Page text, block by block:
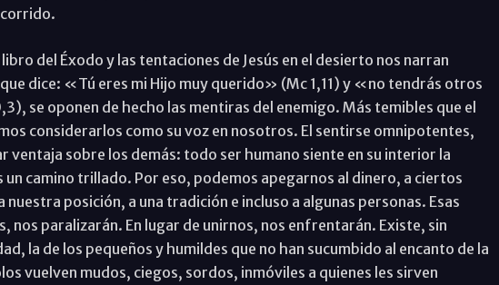
del Éxodo y las tentaciones de Jesús en el desierto nos narran
dice: «Tú eres mi Hijo muy querido» (Mc 1,11) y «no tendrás otros
se oponen de hecho las mentiras del enemigo. Más temibles que el
considerarlos como su voz en nosotros. El sentirse omnipotentes,
sobre los demás: todo ser humano siente en su interior la
un camino trillado. Por eso, podemos apegarnos al dinero, a ciertos
posición, a una tradición e incluso a algunas personas. Esas
nos paralizarán. En lugar de unirnos, nos enfrentarán. Existe, sin
la de los pequeños y humildes que no han sucumbido al encanto de la
vuelven mudos, ciegos, sordos, inmóviles a quienes les sirven